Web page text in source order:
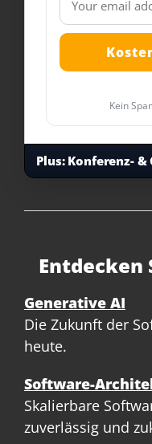
Kein
Plus:Konferenz- &
Entdecken
Generative AI
Die Zukunft der
heute.
Software-
Skalierbare
zuverlässig und